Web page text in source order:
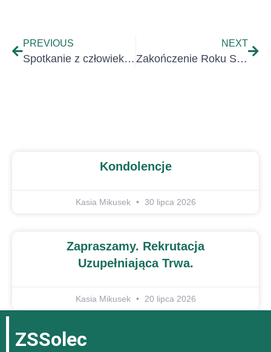
PREVIOUS
Spotkanie z człowiekiem wielkich pasji.
NEXT
Zakończenie Roku Szkolnego
Kondolencje
Kasia Mikusek 30 lipca 2026
Zapraszamy. Rekrutacja
Uzupełniająca Trwa.
Kasia Mikusek 20 lipca 2026
ZSSolec